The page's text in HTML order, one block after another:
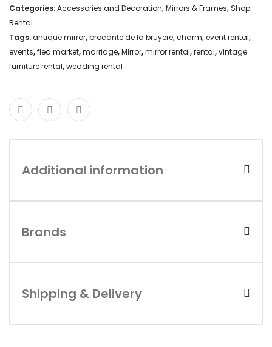
Categories:Accessories and Decoration,Mirrors & Frames, Shop
Rental
Tags:antique mirror,brocante de la bruyere,charm,event rental,
events,flea market,marriage,Mirror,mirror rental,rental,vintage
furniture rental,wedding rental
Additional information
Brands
Shipping & Delivery